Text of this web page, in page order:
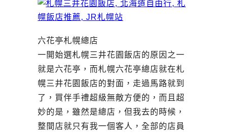
六花亭札幌總店
一開始選札幌三井花園飯店的原因之一
就是六花亭，而札幌六花亭總店就在札
幌三井花園飯店的對面，走過馬路就到
了，買伴手禮超級無敵方便的，而且超
妙的是，雖然是總店，但我去的時候，
整間店就只有我一個客人，全部的店員